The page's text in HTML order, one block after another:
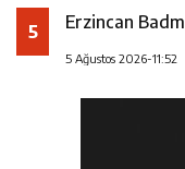
5 Erzincan
5 Ağustos 2026-11:52